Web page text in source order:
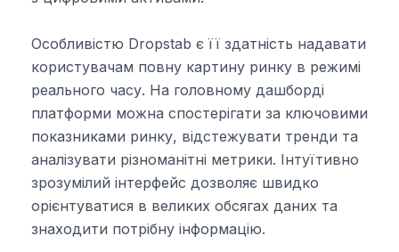
Особливістю Dropstab є її здатність надавати
користувачам повну картину ринку в режимі
реального часу. На головному дашборді
платформи можна спостерігати за ключовими
показниками ринку, відстежувати тренди та
аналізувати різноманітні метрики. Інтуїтивно
зрозумілий інтерфейс дозволяє швидко
орієнтуватися в великих обсягах даних та
знаходити потрібну інформацію.